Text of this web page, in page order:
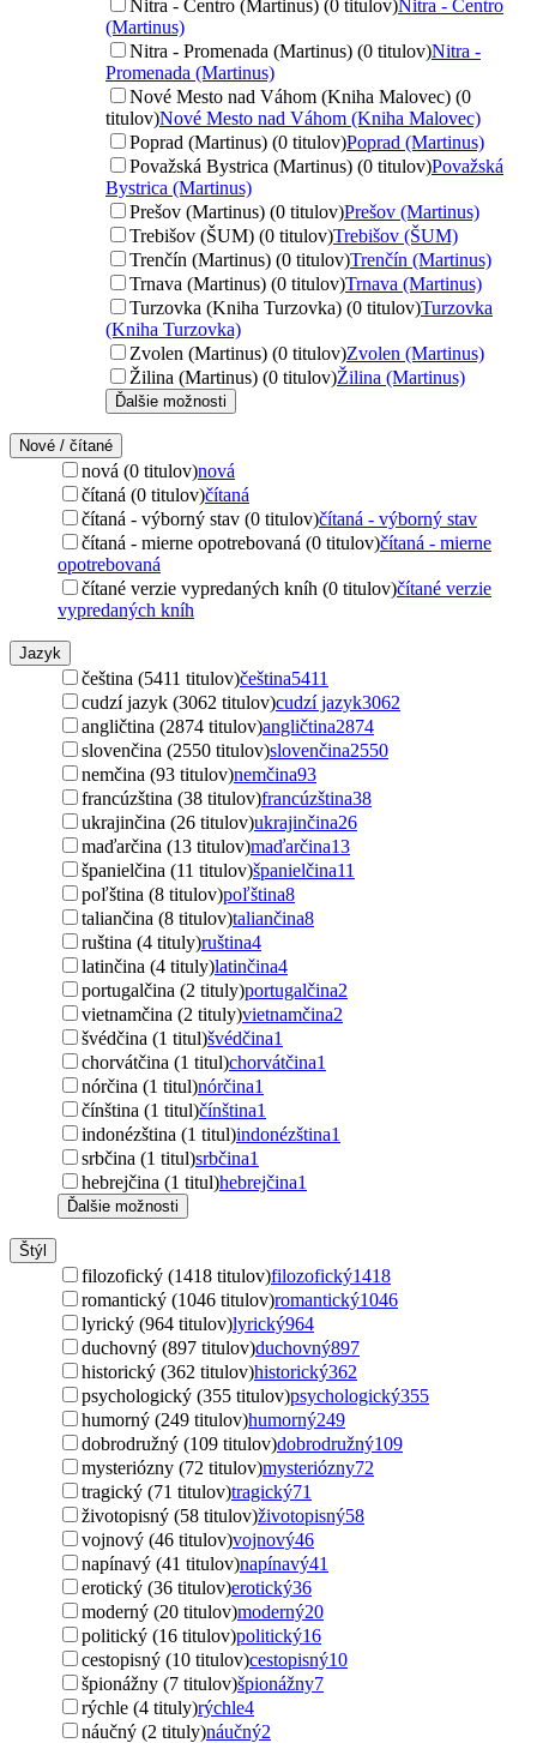
Nitra - Centro (Martinus) (0 titulov)Nitra - Centro
(Martinus)
Nitra - Promenada (Martinus) (0 titulov)Nitra -
Promenada (Martinus)
Nové Mesto nad Váhom (Kniha Malovec) (0
titulov)Nové Mesto nad Váhom (Kniha Malovec)
Poprad (Martinus) (0 titulov)Poprad (Martinus)
Považská Bystrica (Martinus) (0 titulov)Považská
Bystrica (Martinus)
Prešov (Martinus) (0 titulov)Prešov (Martinus)
Trebišov (ŠUM) (0 titulov)Trebišov (ŠUM)
Trenčín (Martinus) (0 titulov)Trenčín (Martinus)
Trnava (Martinus) (0 titulov)Trnava (Martinus)
Turzovka (Kniha Turzovka) (0 titulov)Turzovka
(Kniha Turzovka)
Zvolen (Martinus) (0 titulov)Zvolen (Martinus)
Žilina (Martinus) (0 titulov)Žilina (Martinus)
Ďalšie možnosti
Nové / čítané
nová (0 titulov)nová
čítaná (0 titulov)čítaná
čítaná - výborný stav (0 titulov)čítaná - výborný stav
čítaná - mierne opotrebovaná (0 titulov)čítaná - mierne
opotrebovaná
čítané verzie vypredaných kníh (0 titulov)čítané verzie
vypredaných kníh
Jazyk
čeština (5411 titulov)čeština5411
cudzí jazyk (3062 titulov)cudzí jazyk3062
angličtina (2874 titulov)angličtina2874
slovenčina (2550 titulov)slovenčina2550
nemčina (93 titulov)nemčina93
francúzština (38 titulov)francúzština38
ukrajinčina (26 titulov)ukrajinčina26
maďarčina (13 titulov)maďarčina13
španielčina (11 titulov)španielčina11
poľština (8 titulov)poľština8
taliančina (8 titulov)taliančina8
ruština (4 tituly)ruština4
latinčina (4 tituly)latinčina4
portugalčina (2 tituly)portugalčina2
vietnamčina (2 tituly)vietnamčina2
švédčina (1 titul)švédčina1
chorvátčina (1 titul)chorvátčina1
nórčina (1 titul)nórčina1
čínština (1 titul)čínština1
indonézština (1 titul)indonézština1
srbčina (1 titul)srbčina1
hebrejčina (1 titul)hebrejčina1
Ďalšie možnosti
Štýl
filozofický (1418 titulov)filozofický1418
romantický (1046 titulov)romantický1046
lyrický (964 titulov)lyrický964
duchovný (897 titulov)duchovný897
historický (362 titulov)historický362
psychologický (355 titulov)psychologický355
humorný (249 titulov)humorný249
dobrodružný (109 titulov)dobrodružný109
mysteriózny (72 titulov)mysteriózny72
tragický (71 titulov)tragický71
životopisný (58 titulov)životopisný58
vojnový (46 titulov)vojnový46
napínavý (41 titulov)napínavý41
erotický (36 titulov)erotický36
moderný (20 titulov)moderný20
politický (16 titulov)politický16
cestopisný (10 titulov)cestopisný10
špionážny (7 titulov)špionážny7
rýchle (4 tituly)rýchle4
náučný (2 tituly)náučný2